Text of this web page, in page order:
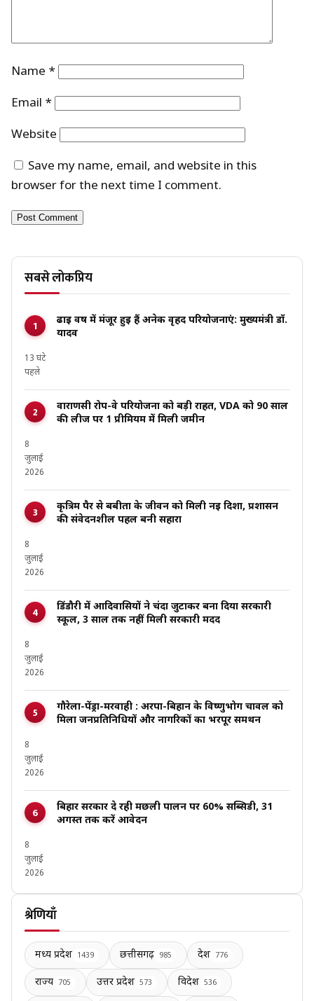
Name *
Email *
Website
Save my name, email, and website in this
browser for the next time I comment.
सबसे लोकप्रिय
ढाई वर्ष में मंजूर हुई हैं अनेक वृहद परियोजनाएं: मुख्यमंत्री डॉ.
यादव
13 घंटे
पहले
वाराणसी रोप-वे परियोजना को बड़ी राहत, VDA को 90 साल
की लीज पर ₹1 प्रीमियम में मिली जमीन
8
जुलाई
2026
कृत्रिम पैर से बबीता के जीवन को मिली नई दिशा, प्रशासन
की संवेदनशील पहल बनी सहारा
8
जुलाई
2026
डिंडौरी में आदिवासियों ने चंदा जुटाकर बना दिया सरकारी
स्कूल, 3 साल तक नहीं मिली सरकारी मदद
8
जुलाई
2026
गौरेला-पेंड्रा-मरवाही : अरपा-बिहान के विष्णुभोग चावल को
मिला जनप्रतिनिधियों और नागरिकों का भरपूर समर्थन
8
जुलाई
2026
बिहार सरकार दे रही मछली पालन पर 60% सब्सिडी, 31
अगस्त तक करें आवेदन
8
जुलाई
2026
श्रेणियाँ
मध्य प्रदेश 1439 छत्तीसगढ़ 985 देश 776
राज्य 705 उत्तर प्रदेश 573 विदेश 536